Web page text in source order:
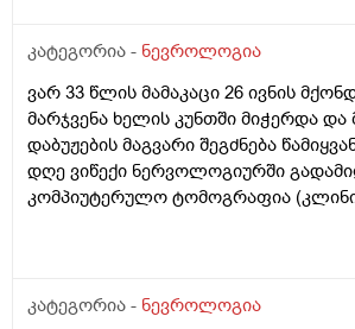
კატეგორია - ნევროლოგია
ვარ 33 წლის მამაკაცი 26 ივნის
მარჯვენა ხელის კუნთში მიჭერდა და
დაბუჟების მაგვარი შეგძნება
დღე ვიწექი ნერვოლოგიურში
კომპიუტერულო ტომოგრაფია
ნეტვოზულოაო გამოწერისას წავედი
მწვავე არაფერიაო ძალიან
კატეგორია - ნევროლოგია